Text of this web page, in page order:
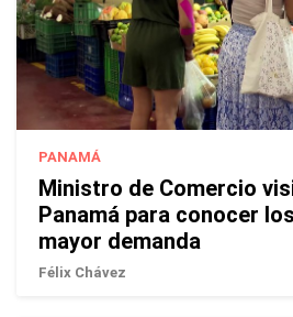
PANAMÁ
Ministro de Comercio
Panamá para conocer
mayor demanda
Félix Chávez